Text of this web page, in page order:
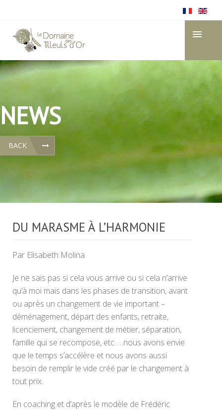
NEWS
BACK
DU MARASME À L’HARMONIE
Par Elisabeth Molina
Je ne sais pas si cela vous arrive ou si cela n’arrive
qu’à moi mais dans les phases de transition, avant
ou après un changement de vie important –
déménagement, départ des enfants, retraite,
licenciement, changement de métier, séparation,
famille qui se recompose, etc. …nous avons envie
que le temps s’accélère et nous avons aussi
besoin de remplir le vide créé par le changement à
tout prix.
En coaching et d’après le modèle de Frédéric